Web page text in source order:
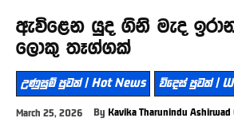
ඇවිළෙන යුද ගිනි මැද
ලොකු තෑග්ගක්
උණුසුම් පුවත් | Hot News විදෙස් පුවත් |
March 25, 2026 By Kavika Tharunindu Ashirwad